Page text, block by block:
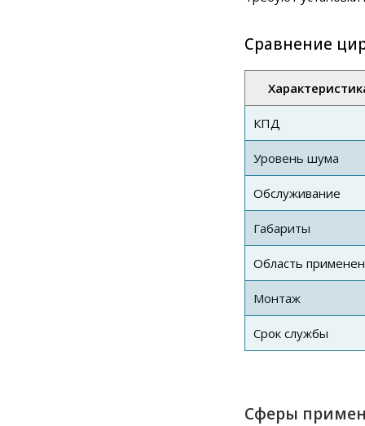
Сравнение
КПД
Уровень шума
Обслуживание
Габариты
Область
Монтаж
Срок службы
Сферы